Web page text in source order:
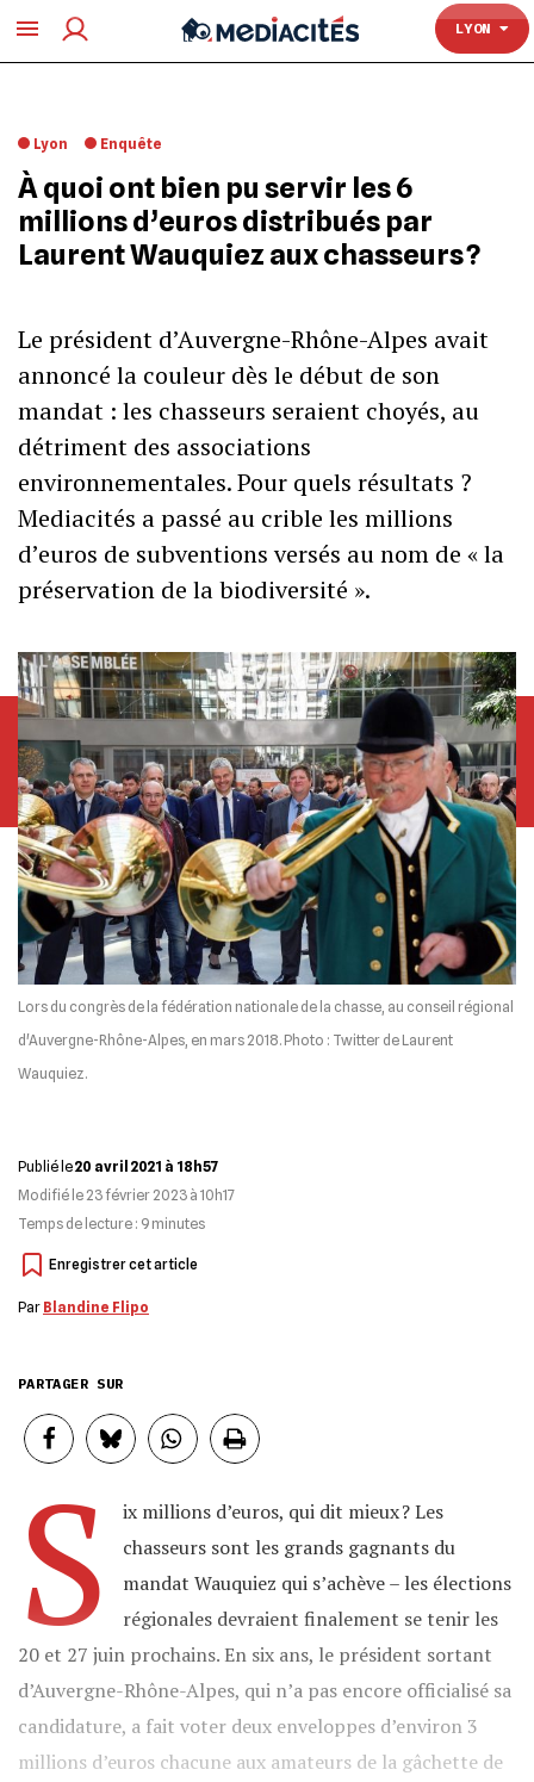
LYON
TOULOUSE
Lyon Enquête
À quoi ont bien pu servir les 6
millions d’euros distribués par
Laurent Wauquiez aux chasseurs ?
Le président d’Auvergne-Rhône-Alpes avait
annoncé la couleur dès le début de son
mandat : les chasseurs seraient choyés, au
détriment des associations
environnementales. Pour quels résultats ?
Mediacités a passé au crible les millions
d’euros de subventions versés au nom de « la
préservation de la biodiversité ».
Lors du congrès de la fédération nationale de la chasse, au conseil régional
d'Auvergne-Rhône-Alpes, en mars 2018. Photo : Twitter de Laurent
Wauquiez.
S
ix millions d’euros, qui dit mieux ? Les
chasseurs sont les grands gagnants du
mandat Wauquiez qui s’achève – les élections
régionales devraient finalement se tenir les
20 et 27 juin prochains. En six ans, le président sortant
d’Auvergne-Rhône-Alpes, qui n’a pas encore officialisé sa
candidature, a fait voter deux enveloppes d’environ 3
millions d’euros chacune aux amateurs de la gâchette de
Publié le20 avril 2021 à 18h57
Modifié le23 février 2023 à 10h17
Temps de lecture : 9 minutes
Par Blandine Flipo
PARTAGER SUR